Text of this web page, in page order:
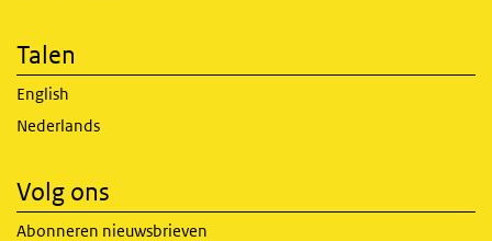
Talen
English
Nederlands
Volg ons
Abonneren nieuwsbrieven